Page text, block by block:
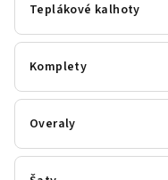
Teplákové kalhoty
Komplety
Overaly